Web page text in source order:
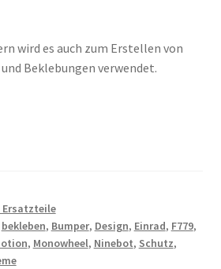
wird es auch zum Erstellen von
Beklebungen verwendet.
Ersatzteile
bekleben, Bumper, Design, Einrad, F779,
, Monowheel, Ninebot, Schutz,